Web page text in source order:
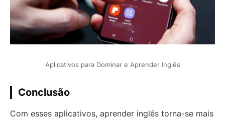
Aplicativos para Dominar e Aprender Inglês
Conclusão
Com esses aplicativos, aprender inglês torna-se mais